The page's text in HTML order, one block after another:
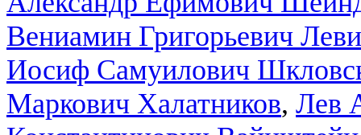
Вениамин Григорьевич
Иосиф Самуилович
Маркович Халатников, Лев